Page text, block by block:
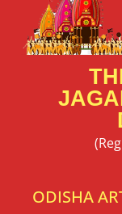
ODISHA